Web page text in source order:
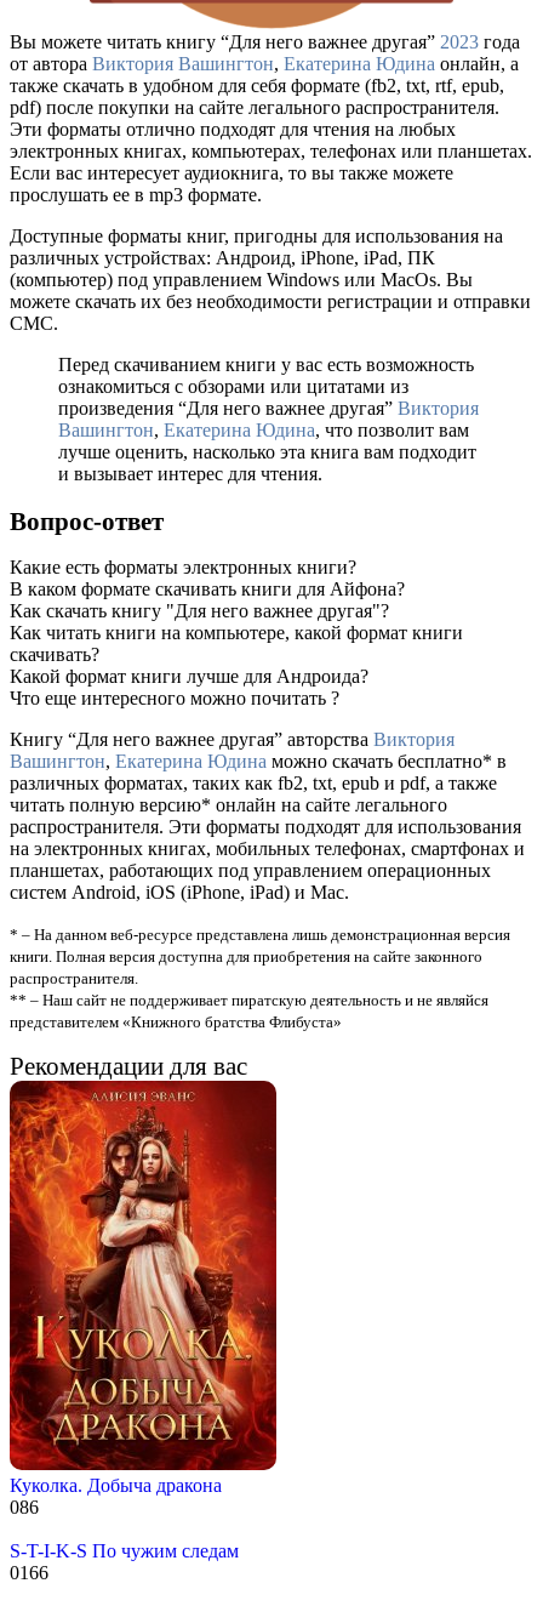
Вы можете читать книгу “Для него важнее другая” 2023 года
от автора Виктория Вашингтон, Екатерина Юдина онлайн, а
также скачать в удобном для себя формате (fb2, txt, rtf, epub,
pdf) после покупки на сайте легального распространителя.
Эти форматы отлично подходят для чтения на любых
электронных книгах, компьютерах, телефонах или планшетах.
Если вас интересует аудиокнига, то вы также можете
прослушать ее в mp3 формате.
Доступные форматы книг, пригодны для использования на
различных устройствах: Андроид, iPhone, iPad, ПК
(компьютер) под управлением Windows или MacOs. Вы
можете скачать их без необходимости регистрации и отправки
СМС.
Перед скачиванием книги у вас есть возможность
ознакомиться с обзорами или цитатами из
произведения “Для него важнее другая” Виктория
Вашингтон, Екатерина Юдина, что позволит вам
лучше оценить, насколько эта книга вам подходит
и вызывает интерес для чтения.
Вопрос-ответ
Какие есть форматы электронных книги?
В каком формате скачивать книги для Айфона?
Как скачать книгу "Для него важнее другая"?
Как читать книги на компьютере, какой формат книги
скачивать?
Какой формат книги лучше для Андроида?
Что еще интересного можно почитать ?
Книгу “Для него важнее другая” авторства Виктория
Вашингтон, Екатерина Юдина можно скачать бесплатно* в
различных форматах, таких как fb2, txt, epub и pdf, а также
читать полную версию* онлайн на сайте легального
распространителя. Эти форматы подходят для использования
на электронных книгах, мобильных телефонах, смартфонах и
планшетах, работающих под управлением операционных
систем Android, iOS (iPhone, iPad) и Mac.
* – На данном веб-ресурсе представлена лишь демонстрационная версия
книги. Полная версия доступна для приобретения на сайте законного
распространителя.
** – Наш сайт не поддерживает пиратскую деятельность и не являйся
представителем «Книжного братства Флибуста»
Рекомендации для вас
Куколка. Добыча дракона
086
S-T-I-K-S По чужим следам
0166